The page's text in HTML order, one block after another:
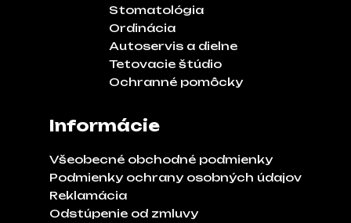
Stomatológia
Ordinácia
Autoservis a dielne
Tetovacie štúdio
Ochranné pomôcky
Informácie
Všeobecné obchodné podmienky
Podmienky ochrany osobných údajov
Reklamácia
Odstúpenie od zmluvy